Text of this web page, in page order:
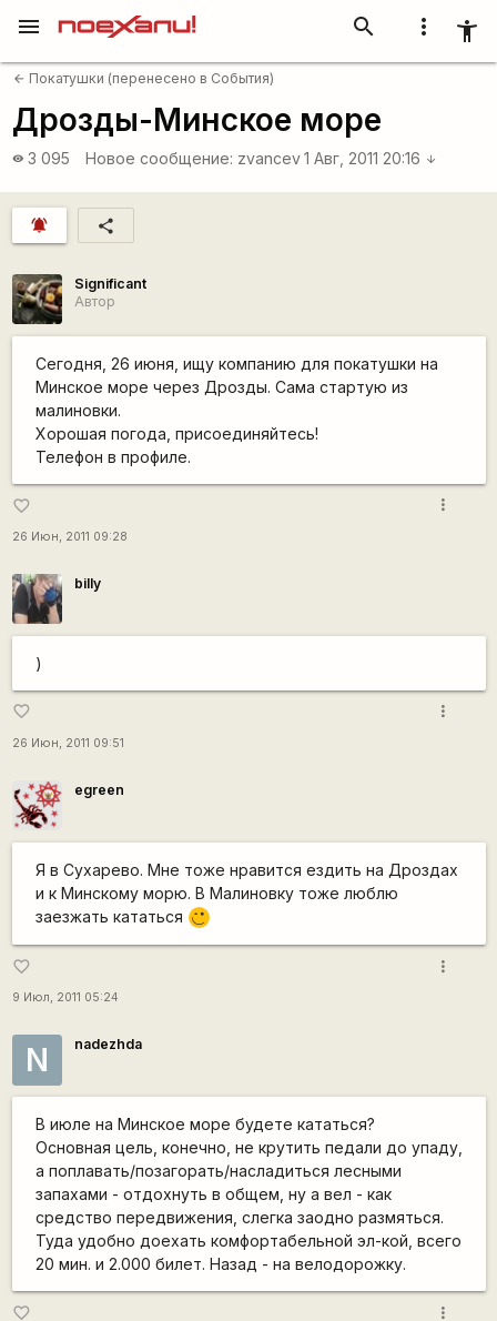
more_vert accessibility_new
search
menu
arrow_back Покатушки (перенесено в События)
Дрозды-Минское море
visibility 3 095 Новое сообщение: zvancev 1 Авг, 2011 20:16 arrow_downward
notifications_active share
Significant
Автор
Сегодня, 26 июня, ищу компанию для покатушки на
Минское море через Дрозды. Сама стартую из
малиновки.
Хорошая погода, присоединяйтесь!
Телефон в профиле.
favorite_border
26 Июн, 2011 09:28
more_vert
billy
)
favorite_border
26 Июн, 2011 09:51
more_vert
egreen
Я в Сухарево. Мне тоже нравится ездить на Дроздах
и к Минскому морю. В Малиновку тоже люблю
заезжать кататься
;)
favorite_border
9 Июл, 2011 05:24
more_vert
N nadezhda
В июле на Минское море будете кататься?
Основная цель, конечно, не крутить педали до упаду,
а поплавать/позагорать/насладиться лесными
запахами - отдохнуть в общем, ну а вел - как
средство передвижения, слегка заодно размяться.
Туда удобно доехать комфортабельной эл-кой, всего
20 мин. и 2.000 билет. Назад - на велодорожку.
favorite_border more_vert